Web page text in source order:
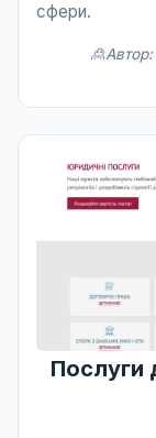
сфери.
🙎Автор:
Послуги